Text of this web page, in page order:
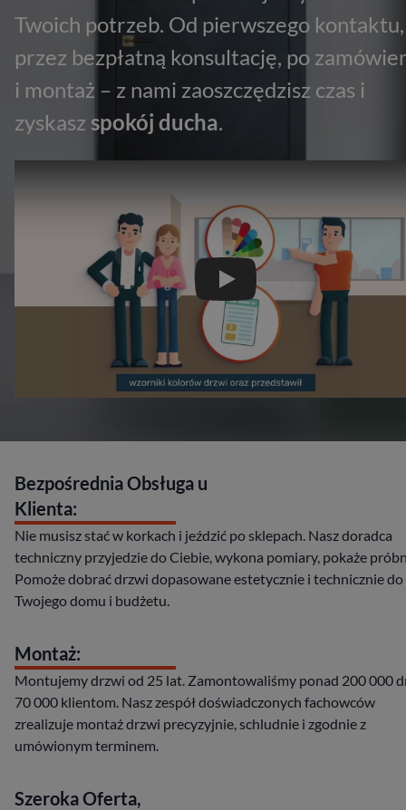
Twoich potrzeb. Od pierwszego kontaktu,
przez bezpłatną konsultację, po
i montaż – z nami zaoszczędzisz czas i
zyskasz spokój ducha.
Bezpośrednia Obsługa u
Klienta:
Nie musisz stać w korkach i jeździć po sklepach. Nasz doradca
techniczny przyjedzie do Ciebie, wykona pomiary, pokaże
Pomoże dobrać drzwi dopasowane estetycznie i technicznie do
Twojego domu i budżetu.
Montaż:
Montujemy drzwi od 25 lat. Zamontowaliśmy ponad 200 000
70 000 klientom. Nasz zespół doświadczonych fachowców
zrealizuje montaż drzwi precyzyjnie, schludnie i zgodnie z
umówionym terminem​.
Szeroka Oferta,